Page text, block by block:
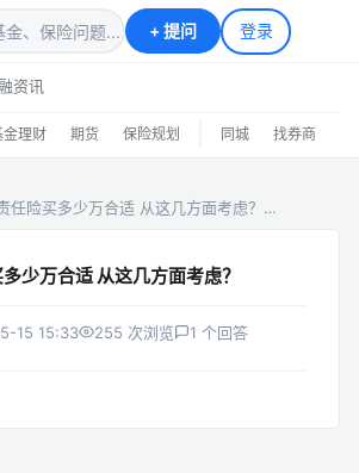
+提问 登录
资讯
金理财 期货 保险规划 同城 找券商
任险买多少万合适 从这几方面考虑？…
少万合适 从这几方面考虑？
15 15:33 255 次浏览 1 个回答